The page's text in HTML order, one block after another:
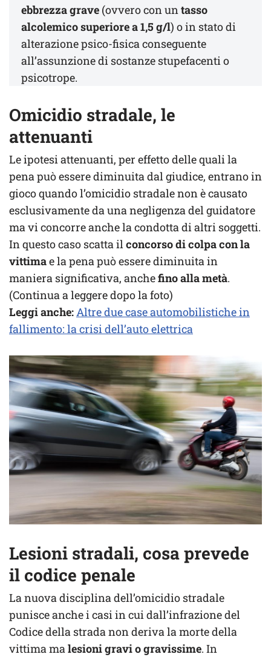
ebbrezza grave (ovvero con un tasso
alcolemico superiore a 1,5 g/l) o in stato di
alterazione psico-fisica conseguente
all’assunzione di sostanze stupefacenti o
psicotrope.
Omicidio stradale, le
attenuanti
Le ipotesi attenuanti, per effetto delle quali la
pena può essere diminuita dal giudice, entrano in
gioco quando l’omicidio stradale non è causato
esclusivamente da una negligenza del guidatore
ma vi concorre anche la condotta di altri soggetti.
In questo caso scatta il concorso di colpa con la
vittimae la pena può essere diminuita in
maniera significativa, anchefino alla metà.
(Continua a leggere dopo la foto)
Leggi anche: Altre due case automobilistiche in
fallimento: la crisi dell’auto elettrica
Lesioni stradali, cosa prevede
il codice penale
La nuova disciplina dell’omicidio stradale
punisce anche i casi in cui dall’infrazione del
Codice della strada non deriva la morte della
vittima malesioni gravi o gravissime. In